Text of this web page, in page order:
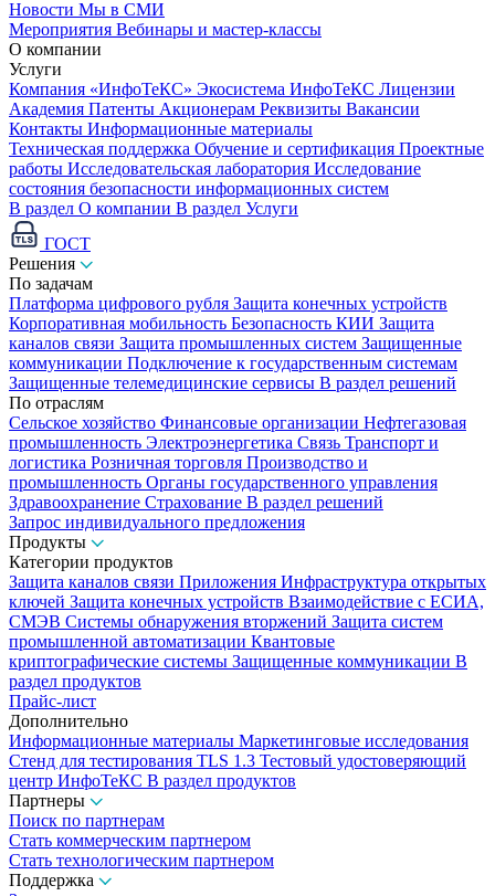
Новости Мы в СМИ
Мероприятия Вебинары и мастер-классы
О компании
Услуги
Компания «ИнфоТеКС» Экосистема ИнфоТеКС Лицензии
Академия Патенты Акционерам Реквизиты Вакансии
Контакты Информационные материалы
Техническая поддержка Обучение и сертификация Проектные
работы Исследовательская лаборатория Исследование
состояния безопасности информационных систем
В раздел О компании В раздел Услуги
ГОСТ
Решения
По задачам
Платформа цифрового рубля Защита конечных устройств
Корпоративная мобильность Безопасность КИИ Защита
каналов связи Защита промышленных систем Защищенные
коммуникации Подключение к государственным системам
Защищенные телемедицинские сервисы В раздел решений
По отраслям
Сельское хозяйство Финансовые организации Нефтегазовая
промышленность Электроэнергетика Связь Транспорт и
логистика Розничная торговля Производство и
промышленность Органы государственного управления
Здравоохранение Страхование В раздел решений
Запрос индивидуального предложения
Продукты
Категории продуктов
Защита каналов связи Приложения Инфраструктура открытых
ключей Защита конечных устройств Взаимодействие с ЕСИА,
СМЭВ Системы обнаружения вторжений Защита систем
промышленной автоматизации Квантовые
криптографические системы Защищенные коммуникации В
раздел продуктов
Прайс-лист
Дополнительно
Информационные материалы Маркетинговые исследования
Стенд для тестирования TLS 1.3 Тестовый удостоверяющий
центр ИнфоТеКС В раздел продуктов
Партнеры
Поиск по партнерам
Стать коммерческим партнером
Стать технологическим партнером
Поддержка